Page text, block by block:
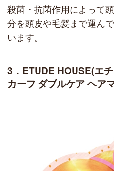
殺菌・抗菌作用によって
分を頭皮や毛髪まで運ん
います。
3．ETUDE HOUSE(エ
カーフ ダブルケア ヘア